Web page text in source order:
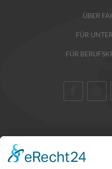
ÜBER
FÜR
FÜR